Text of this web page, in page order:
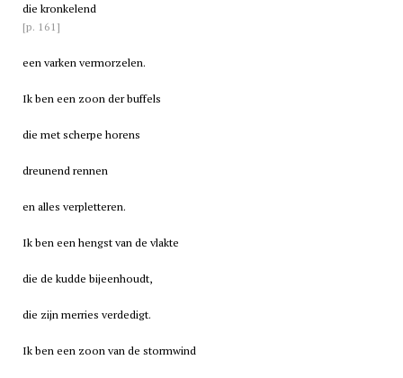
die kronkelend
[p. 161]
een varken vermorzelen.
Ik ben een zoon der buffels
die met scherpe horens
dreunend rennen
en alles verpletteren.
Ik ben een hengst van de vlakte
die de kudde bijeenhoudt,
die zijn merries verdedigt.
Ik ben een zoon van de stormwind